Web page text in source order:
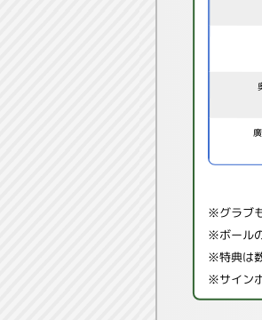
※グラブ
※ボール
※特典は
※サイン